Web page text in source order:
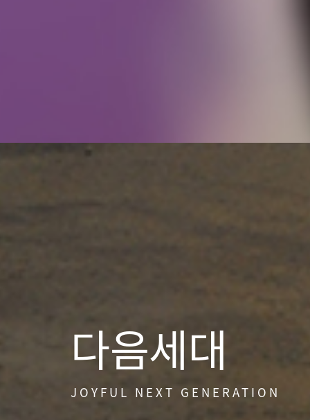
다음세대
JOYFUL NEXT GENERATION